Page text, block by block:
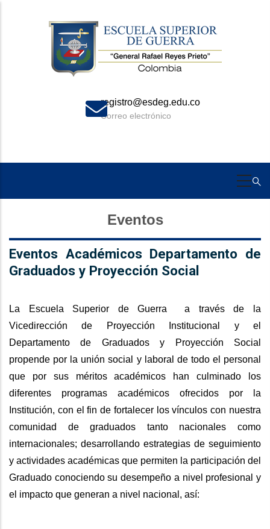
registro@esdeg.edu.co
Correo electrónico
Eventos
Eventos Académicos Departamento de
Graduados y Proyección Social
La Escuela Superior de Guerra a través de la
Vicedirección de Proyección Institucional y el
Departamento de Graduados y Proyección Social
propende por la unión social y laboral de todo el personal
que por sus méritos académicos han culminado los
diferentes programas académicos ofrecidos por la
Institución, con el fin de fortalecer los vínculos con nuestra
comunidad de graduados tanto nacionales como
internacionales; desarrollando estrategias de seguimiento
y actividades académicas que permiten la participación del
Graduado conociendo su desempeño a nivel profesional y
el impacto que generan a nivel nacional, así: